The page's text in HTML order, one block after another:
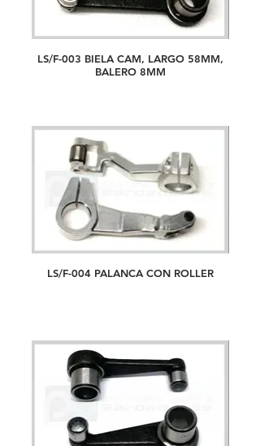
LS/F-003 BIELA CAM, LARGO 58MM,
BALERO 8MM
LS/F-004 PALANCA CON ROLLER